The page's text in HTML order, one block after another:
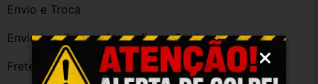
Envio e Troca
Envio imediato após confirmação da compra
Frete grátis para diversas regiões do Brasil